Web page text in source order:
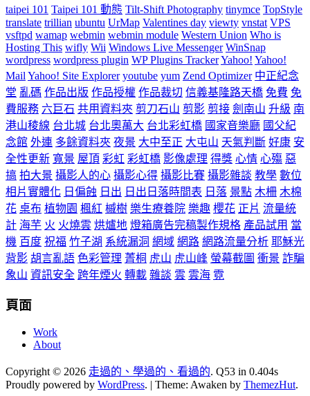
taipei 101 Taipei 101 動態 Tilt-Shift Photography tinymce TopStyle
translate trillian ubuntu UrMap Valentines day viewty vnstat VPS
vsftpd wamap webmin webmin module Western Union Who is
Hosting This wifly Wii Windows Live Messenger WinSnap
wordpress wordpress plugin WP Plugins TrackerYahoo! Yahoo!
Mail Yahoo! Site Explorer youtube yum Zend Optimizer 中正紀念
堂 亂碼 作品出版 作品授權 作品裁切 信義基隆路天橋 免費 免
費服務 六巨石 共用資料夾 剪刀石山 剪影 剪接 劍南山 升級 南
港山稜線 台北城 台北奧萬大 台北彩虹橋 國家音樂廳 國父紀
念館 外連 多餘資料夾 夜景 大中至正 大屯山 天氣判斷 好康 安
全性更新 寬景 屋頂 彩虹 彩虹橋 影像處理 得獎 心情 心殤 惡
搞 拍大景 攝影人的心 攝影心得 攝影比賽 攝影雜談 教學 數位
相片實體化 日偏蝕 日出 日出日落時間表 日落 景點 木柵 木棉
花 桌布 植物園 楓紅 槭樹 樂生療養院 樂趣 櫻花 正片 流量統
計 海芋 火 火燒雲 烘爐地 燈箱廣告完稿製作規格 產品試用 當
機 百度 祝福 竹子湖 系統漏洞 網域 網路 網路流量分析 耶穌光
背影 胡言亂語 色彩管理 菁桐 虎山 虎山峰 螢幕截圖 衝景 詐騙
象山 資訊安全 跨年煙火 轉載 雜談 雲 雲海 霓
頁面
Work
About
Copyright © 2026 走過的、學過的、看過的. Q53 in 0.404s
Proudly powered by WordPress. | Theme: Awaken by ThemezHut.